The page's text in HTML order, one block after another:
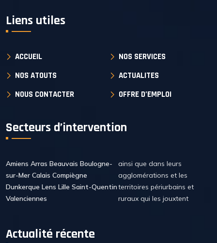
Liens utiles
ACCUEIL
NOS SERVICES
NOS ATOUTS
ACTUALITES
NOUS CONTACTER
OFFRE D’EMPLOI
Secteurs d’intervention
Amiens Arras Beauvais Boulogne-
sur-Mer Calais Compiègne
Dunkerque Lens Lille Saint-Quentin
Valenciennes
ainsi que dans leurs
agglomérations et les
territoires périurbains et
ruraux qui les jouxtent
Actualité récente